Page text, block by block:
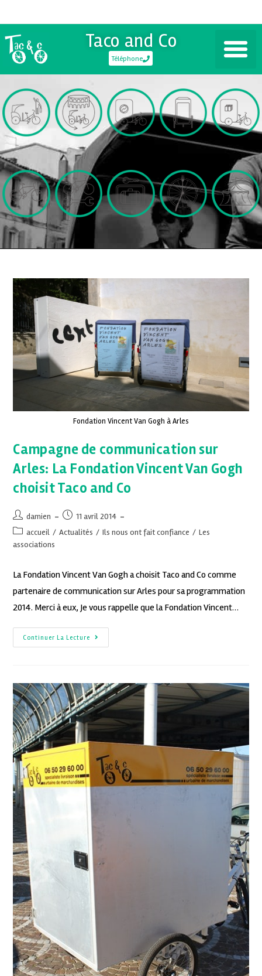
Taco and Co
Téléphone
Fondation Vincent Van Gogh à Arles
Campagne de communication sur
Arles: La Fondation Vincent Van Gogh
choisit Taco and Co
damien
11 avril 2014
accueil / Actualités / Ils nous ont fait confiance / Les
associations
La Fondation Vincent Van Gogh a choisit Taco and Co comme
partenaire de communication sur Arles pour sa programmation
2014. Merci à eux, Je vous rappelle que la Fondation Vincent…
Continuer La Lecture